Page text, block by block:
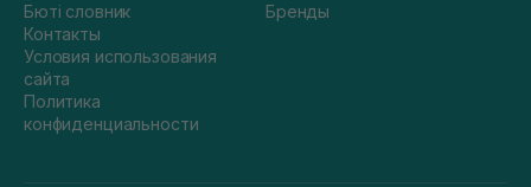
Бюті словник
Контакты
Условия использования
сайта
Политика
конфиденциальности
Бренды